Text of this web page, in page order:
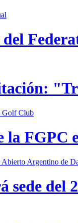
del
la FGPC
del